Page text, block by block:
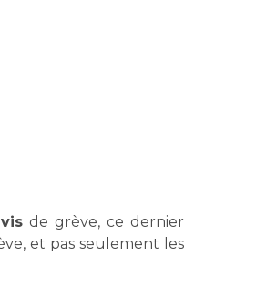
de grève, ce dernier
et pas seulement les